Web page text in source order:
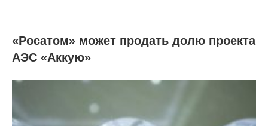
«Росатом» может продать долю проекта
АЭС «Аккую»